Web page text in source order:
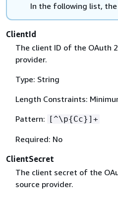
In the following list,
ClientId
The client ID of the OAuth
provider.
Type: String
Length Constraints:
Pattern: [^\p{Cc}]+
Required: No
ClientSecret
The client secret of the
source provider.